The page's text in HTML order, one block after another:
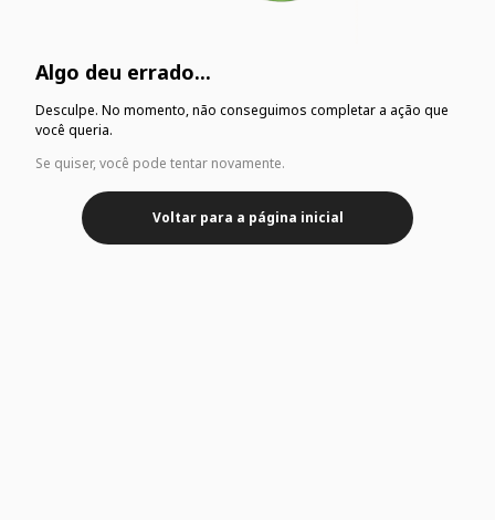
Algo deu errado...
Desculpe. No momento, não conseguimos completar a ação que
você queria.
Se quiser, você pode tentar novamente.
Voltar para a página inicial